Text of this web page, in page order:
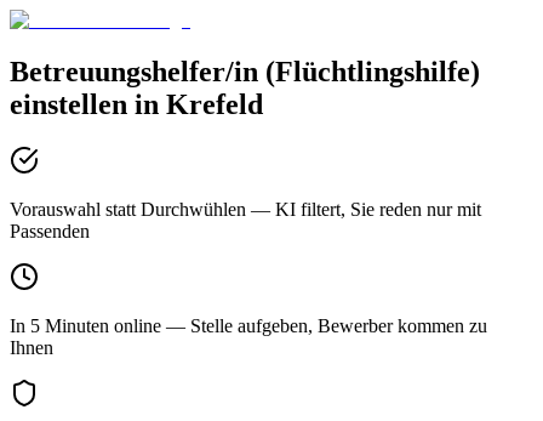
Betreuungshelfer/in (Flüchtlingshilfe)
einstellen in Krefeld
Vorauswahl statt Durchwühlen — KI filtert, Sie reden nur mit
Passenden
In 5 Minuten online — Stelle aufgeben, Bewerber kommen zu
Ihnen